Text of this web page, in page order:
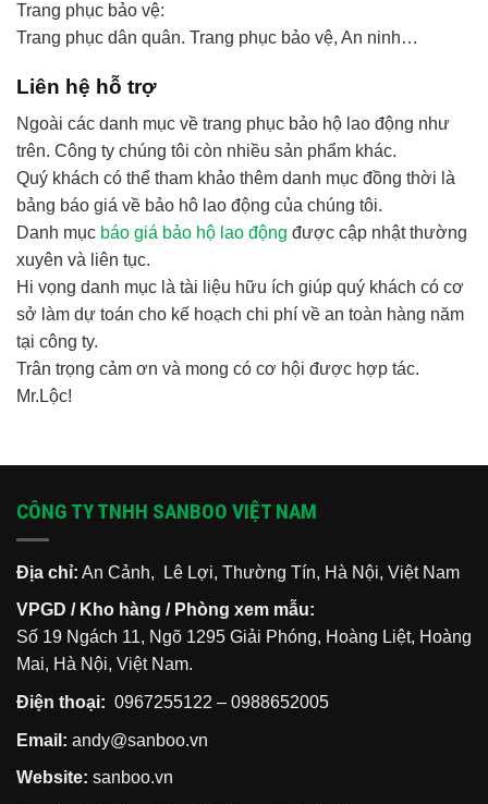
Trang phục bảo vệ:
Trang phục dân quân. Trang phục bảo vệ, An ninh…
Liên hệ hỗ trợ
Ngoài các danh mục về trang phục bảo hộ lao động như
trên. Công ty chúng tôi còn nhiều sản phẩm khác.
Quý khách có thể tham khảo thêm danh mục đồng thời là
bảng báo giá về bảo hô lao động của chúng tôi.
Danh mục báo giá bảo hộ lao động được cập nhật thường
xuyên và liên tục.
Hi vọng danh mục là tài liệu hữu ích giúp quý khách có cơ
sở làm dự toán cho kế hoạch chi phí về an toàn hàng năm
tại công ty.
Trân trọng cảm ơn và mong có cơ hội được hợp tác.
Mr.Lộc!
CÔNG TY TNHH SANBOO VIỆT NAM
Địa chỉ: An Cảnh, Lê Lợi, Thường Tín, Hà Nội, Việt Nam
VPGD / Kho hàng / Phòng xem mẫu:
Số 19 Ngách 11, Ngõ 1295 Giải Phóng, Hoàng Liệt, Hoàng
Mai, Hà Nội, Việt Nam.
Điện thoại: 0967255122 – 0988652005
Email: andy@sanboo.vn
Website: sanboo.vn